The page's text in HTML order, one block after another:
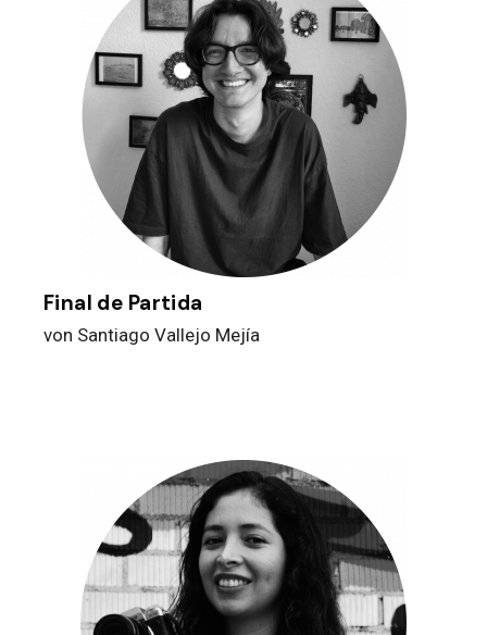
Final de Partida
von Santiago Vallejo Mejía